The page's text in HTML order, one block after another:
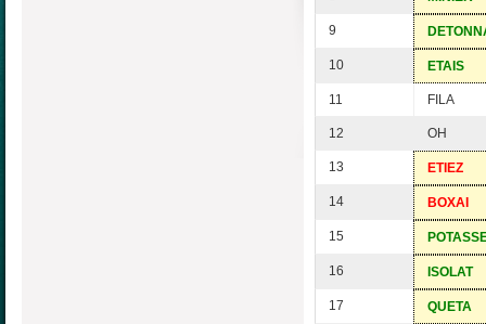
9
10 ETAIS
11 FILA
12 OH
13 ETIEZ
14 BOXAI
15
16 ISOLAT
17 QUETA